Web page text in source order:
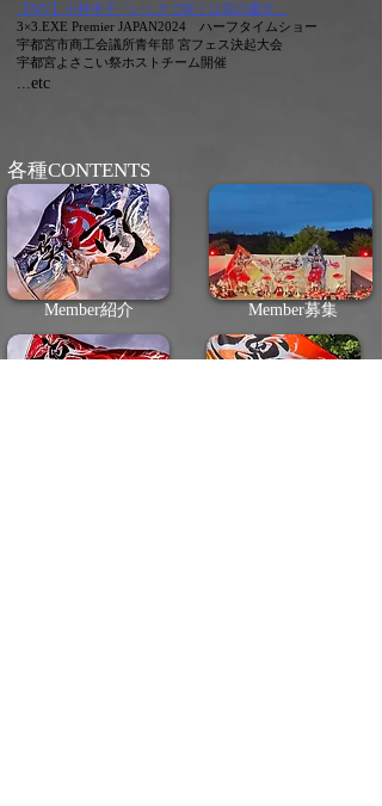
​【MV】小林幸子「いくさで咲くは花の慶次」
3×3.EXE Premier JAPAN2024 ハーフタイムショー
​宇都宮市商工会議所青年部 宮フェス決起大会
​宇都宮よさこい祭ホストチーム開催
...etc
​各種CONTENTS
Member紹介 Member募集